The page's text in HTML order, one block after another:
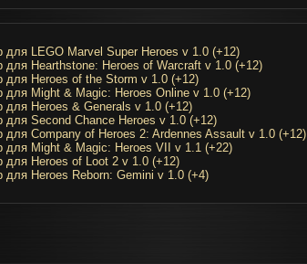
для LEGO Marvel Super Heroes v 1.0 (+12)
для Hearthstone: Heroes of Warcraft v 1.0 (+12)
для Heroes of the Storm v 1.0 (+12)
для Might & Magic: Heroes Online v 1.0 (+12)
для Heroes & Generals v 1.0 (+12)
для Second Chance Heroes v 1.0 (+12)
для Company of Heroes 2: Ardennes Assault v 1.0 (+12)
для Might & Magic: Heroes VII v 1.1 (+22)
для Heroes of Loot 2 v 1.0 (+12)
для Heroes Reborn: Gemini v 1.0 (+4)